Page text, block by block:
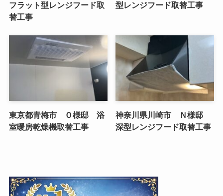
フラット型レンジフード取
替工事
型レンジフード取替工事
東京都青梅市 Ｏ様邸 浴
室暖房乾燥機取替工事
神奈川県川崎市 Ｎ様邸
深型レンジフード取替工事